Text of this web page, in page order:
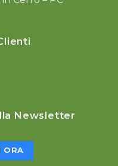
Newsletter
ORA